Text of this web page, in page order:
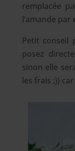
remplacée
l’amande
Petit conseil
posez
sinon elle
les frais ;))